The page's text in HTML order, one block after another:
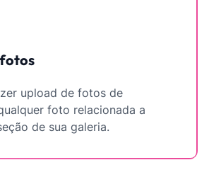
upload de fotos de
foto relacionada a
de sua galeria.